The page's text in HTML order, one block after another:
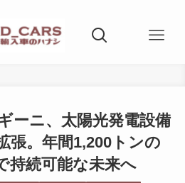
ーニ、太陽光発電設備
張。年間1,200トンの
持続可能な未来へ